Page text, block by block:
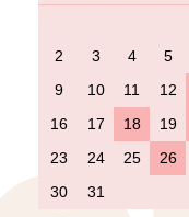
2
3 4 5
9
10 11 12
16
17 18 19
23
24 25 26
30
31